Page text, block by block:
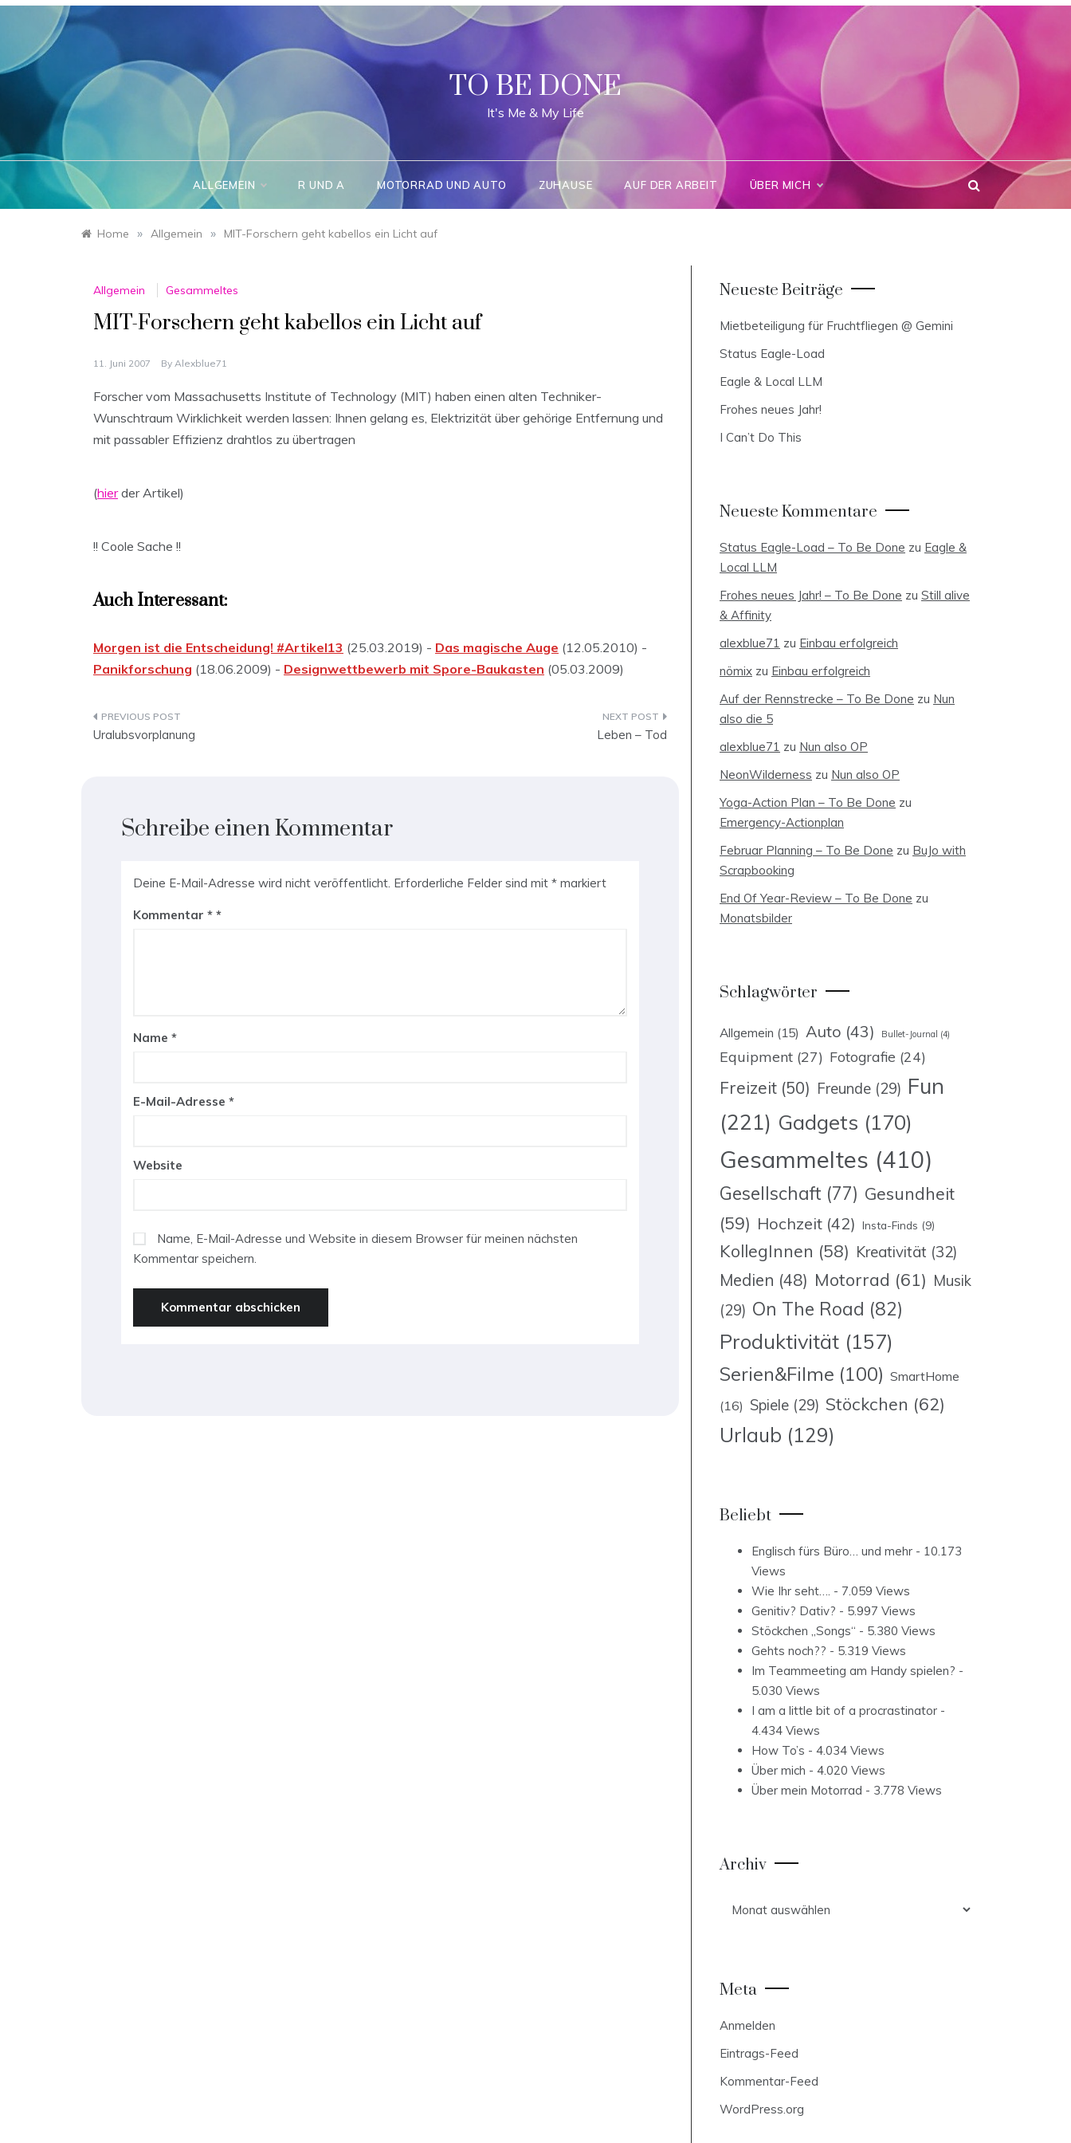
Skip
TO BE DONE
It's Me & My Life
ALLGEMEIN R UND A MOTORRAD UND AUTO ZUHAUSE AUF DER ARBEIT ÜBER MICH
Home » Allgemein » MIT-Forschern geht kabellos ein Licht auf
Allgemein Gesammeltes
MIT-Forschern geht kabellos ein Licht auf
11. Juni 2007 By Alexblue71
Forscher vom Massachusetts Institute of Technology (MIT) haben einen alten Techniker-
Wunschtraum Wirklichkeit werden lassen: Ihnen gelang es, Elektrizität über gehörige Entfernung und
mit passabler Effizienz drahtlos zu übertragen
(hierder Artikel)
!! Coole Sache !!
Auch Interessant:
Morgen ist die Entscheidung! #Artikel13 (25.03.2019) - Das magische Auge (12.05.2010) -
Panikforschung (18.06.2009) - Designwettbewerb mit Spore-Baukasten (05.03.2009)
Beitragsnavigation
Uralubsvorplanung Leben – Tod
Schreibe einen Kommentar
Deine E-Mail-Adresse wird nicht veröffentlicht. Erforderliche Felder sind mit * markiert
Kommentar *
Name *
E-Mail-Adresse *
Website
Name, E-Mail-Adresse und Website in diesem Browser für meinen nächsten
Kommentar speichern.
Neueste Beiträge
Mietbeteiligung für Fruchtfliegen @ Gemini
Status Eagle-Load
Eagle & Local LLM
Frohes neues Jahr!
I Can’t Do This
Neueste Kommentare
Status Eagle-Load – To Be Done zu Eagle &
Local LLM
Frohes neues Jahr! – To Be Done zu Still alive
& Affinity
alexblue71 zu Einbau erfolgreich
nömix zu Einbau erfolgreich
Auf der Rennstrecke – To Be Done zu Nun
also die 5
alexblue71 zu Nun also OP
NeonWilderness zu Nun also OP
Yoga-Action Plan – To Be Done zu
Emergency-Actionplan
Februar Planning – To Be Done zu BuJo with
Scrapbooking
End Of Year-Review – To Be Done zu
Monatsbilder
Schlagwörter
Allgemein (15) Auto (43) Bullet-Journal (4)
Equipment (27) Fotografie (24)
Freizeit (50) Freunde (29) Fun
(221) Gadgets (170)
Gesammeltes (410)
Gesellschaft (77) Gesundheit
(59) Hochzeit (42) Insta-Finds (9)
KollegInnen (58) Kreativität (32)
Medien (48) Motorrad (61) Musik
(29) On The Road (82)
Produktivität (157)
Serien&Filme (100) SmartHome
(16) Spiele (29) Stöckchen (62)
Urlaub (129)
Beliebt
Englisch fürs Büro… und mehr - 10.173
Views
Wie Ihr seht…. - 7.059 Views
Genitiv? Dativ? - 5.997 Views
Stöckchen „Songs“ - 5.380 Views
Gehts noch?? - 5.319 Views
Im Teammeeting am Handy spielen? -
5.030 Views
I am a little bit of a procrastinator -
4.434 Views
How To’s - 4.034 Views
Über mich - 4.020 Views
Über mein Motorrad - 3.778 Views
Archiv
Meta
Anmelden
Eintrags-Feed
Kommentar-Feed
WordPress.org